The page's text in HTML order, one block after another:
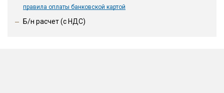
правила оплаты банковской картой
Б/н расчет (c НДС)